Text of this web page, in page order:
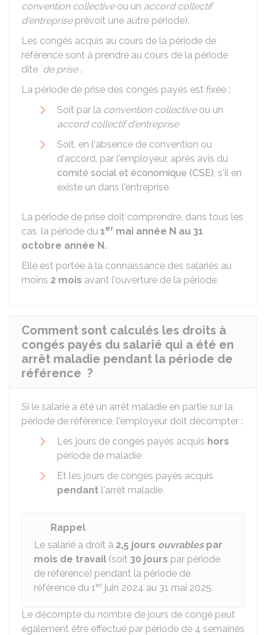
convention collectiveou un accord collectif
d'entrepriseprévoit une autre période).
Les congés acquis au cours de la période de
référence sont à prendre au cours de la période
dite de prise.
La période de prise des congés payés est fixée :
Soit par la convention collectiveou un
accord collectif d'entreprise
Soit, en l'absence de convention ou
d'accord, par l'employeur, après avis du
comité social et économique (CSE), s'il en
existe un dans l'entreprise.
La période de prise doit comprendre, dans tous les
cas, la période du 1er mai année N au 31
octobre année N.
Elle est portée à la connaissance des salariés au
moins 2 mois avant l'ouverture de la période.
Comment sont calculés les droits à
congés payés du salarié qui a été en
arrêt maladie pendant la période de
référence ?
Si le salarié a été un arrêt maladie en partie sur la
période de référence, l'employeur doit décompter :
Les jours de congés payés acquis hors
période de maladie
Et les jours de congés payés acquis
pendant l'arrêt maladie.
Rappel
Le salarié a droit à 2,5 jours ouvrablespar
mois de travail (soit 30 jours par période
de référence) pendant la période de
référence du 1er juin 2024 au 31 mai 2025.
Le décompte du nombre de jours de congé peut
également être effectué par période de 4 semaines